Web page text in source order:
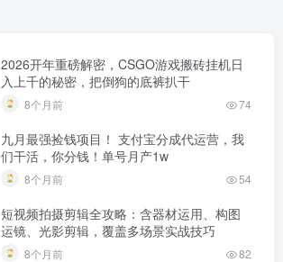
2026开年重磅解密，CSGO游戏搬砖挂机日
入上千的秘密，把倒狗的底裤扒干
8个月前 74
九月最强捡钱项目！ 支付宝分成代运营，我
们干活，你分钱！单号月产1w
8个月前 54
短视频拍摄剪辑全攻略：含器材运用、构图
运镜、光影剪辑，覆盖多场景实战技巧
8个月前 82